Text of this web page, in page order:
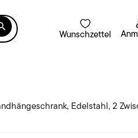
Wunschzettel
Edelstahl, 2